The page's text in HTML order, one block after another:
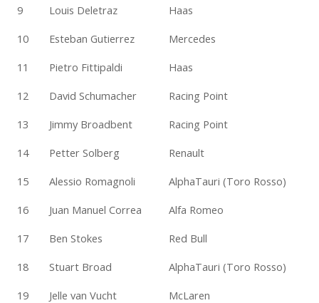
9
Louis Deletraz
Haas
10
Esteban Gutierrez
Mercedes
11
Pietro Fittipaldi
Haas
12
David Schumacher
Racing Point
13
Jimmy Broadbent
Racing Point
14
Petter Solberg
Renault
15
Alessio Romagnoli
AlphaTauri (Toro Rosso)
16
Juan Manuel Correa
Alfa Romeo
17
Ben Stokes
Red Bull
18
Stuart Broad
AlphaTauri (Toro Rosso)
19
Jelle van Vucht
McLaren